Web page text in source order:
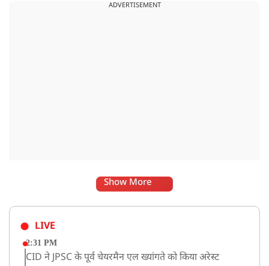
ADVERTISEMENT
Show More
LIVE
2:31 PM
CID ने JPSC के पूर्व चेयरमैन एल ख्यांगते को किया अरेस्ट